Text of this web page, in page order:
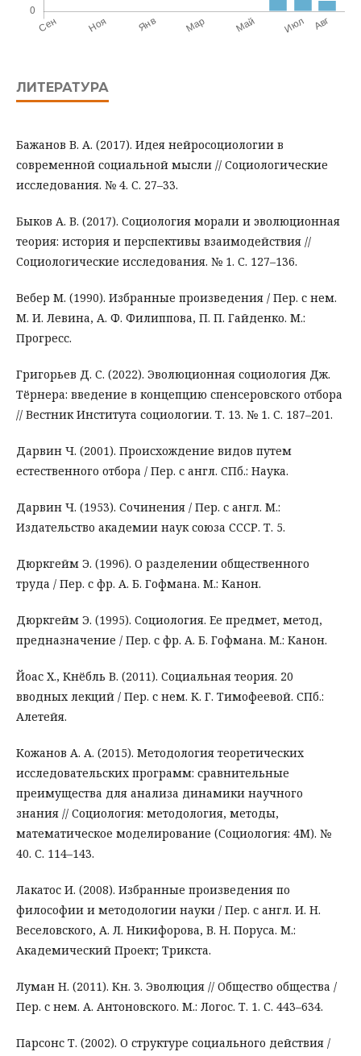
ЛИТЕРАТУРА
Бажанов В. А. (2017). Идея нейросоциологии в
современной социальной мысли // Социологические
исследования. № 4. С. 27–33.
Быков А. В. (2017). Социология морали и эволюционная
теория: история и перспективы взаимодействия //
Социологические исследования. № 1. С. 127–136.
Вебер М. (1990). Избранные произведения / Пер. с нем.
М. И. Левина, А. Ф. Филиппова, П. П. Гайденко. М.:
Прогресс.
Григорьев Д. С. (2022). Эволюционная социология Дж.
Тёрнера: введение в концепцию спенсеровского отбора
// Вестник Института социологии. Т. 13. № 1. С. 187–201.
Дарвин Ч. (2001). Происхождение видов путем
естественного отбора / Пер. с англ. СПб.: Наука.
Дарвин Ч. (1953). Сочинения / Пер. с англ. М.:
Издательство академии наук союза СССР. Т. 5.
Дюркгейм Э. (1996). О разделении общественного
труда / Пер. с фр. А. Б. Гофмана. М.: Канон.
Дюркгейм Э. (1995). Социология. Ее предмет, метод,
предназначение / Пер. с фр. А. Б. Гофмана. М.: Канон.
Йоас Х., Кнёбль В. (2011). Социальная теория. 20
вводных лекций / Пер. с нем. К. Г. Тимофеевой. СПб.:
Алетейя.
Кожанов А. А. (2015). Методология теоретических
исследовательских программ: сравнительные
преимущества для анализа динамики научного
знания // Социология: методология, методы,
математическое моделирование (Социология: 4М). №
40. С. 114–143.
Лакатос И. (2008). Избранные произведения по
философии и методологии науки / Пер. с англ. И. Н.
Веселовского, А. Л. Никифорова, В. Н. Поруса. М.:
Академический Проект; Трикста.
Луман Н. (2011). Кн. 3. Эволюция // Общество общества /
Пер. с нем. А. Антоновского. М.: Логос. Т. 1. С. 443–634.
Парсонс Т. (2002). О структуре социального действия /